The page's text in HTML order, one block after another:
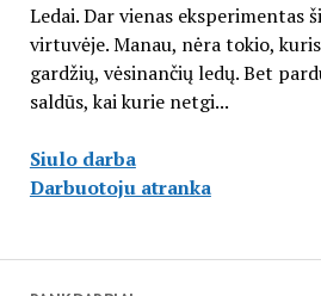
Ledai. Dar vienas eksperimentas
virtuvėje. Manau, nėra tokio,
gardžių, vėsinančių ledų. Bet
saldūs, kai kurie netgi...
Siulo darba
Darbuotoju atranka